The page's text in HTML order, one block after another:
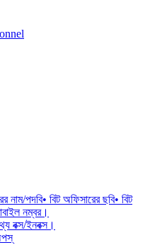
নাম/পদবি• বিট অফিসারের ছবি• বিট
নম্বর।
বক্স/ইনবক্স।